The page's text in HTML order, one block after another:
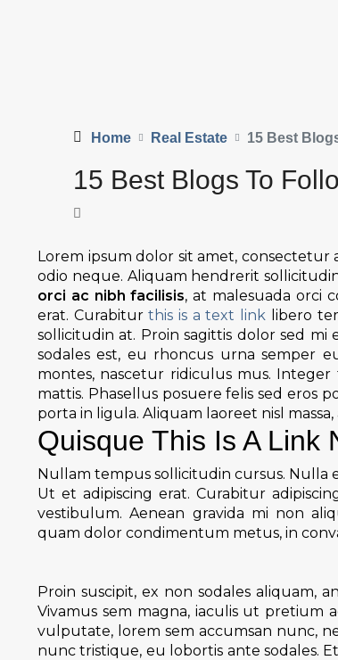
Home Real Estate 15 Best
15 Best Blogs To
Lorem ipsum dolor sit amet, consectetur
odio neque. Aliquam hendrerit
orci ac nibh facilisis, at malesuada orci
erat. Curabiturthis is a text link libero
sollicitudin at. Proin sagittis dolor sed
sodales est, eu rhoncus urna semper
montes, nascetur ridiculus mus.
mattis. Phasellus posuere felis sed eros
porta in ligula. Aliquam laoreet nisl
Quisque This Is A Link
Nullam tempus sollicitudin cursus. Nulla
Ut et adipiscing erat. Curabitur
vestibulum. Aenean gravida mi non
quam dolor condimentum metus, in
Proin suscipit, ex non sodales aliquam,
Vivamus sem magna, iaculis ut pretium
vulputate, lorem sem accumsan nunc,
nunc tristique, eu lobortis ante sodales.